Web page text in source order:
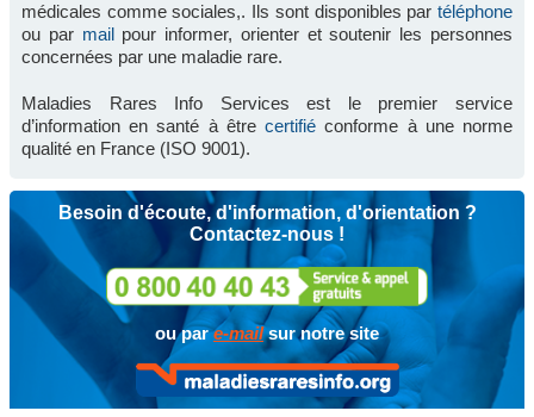
médicales comme sociales,. Ils sont disponibles par téléphone
ou par mailpour informer, orienter et soutenir les personnes
concernées par une maladie rare.
Maladies Rares Info Services est le premier service
d’information en santé à êtrecertifié conforme à une norme
qualité en France (ISO 9001).
Besoin d'écoute, d'information, d'orientation ?
Contactez-nous !
ou pare-mailsur notre site